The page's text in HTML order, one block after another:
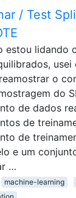
/ Test
estou lidando
usei
o
do
de dados
de
de
e um
…
machine-learning